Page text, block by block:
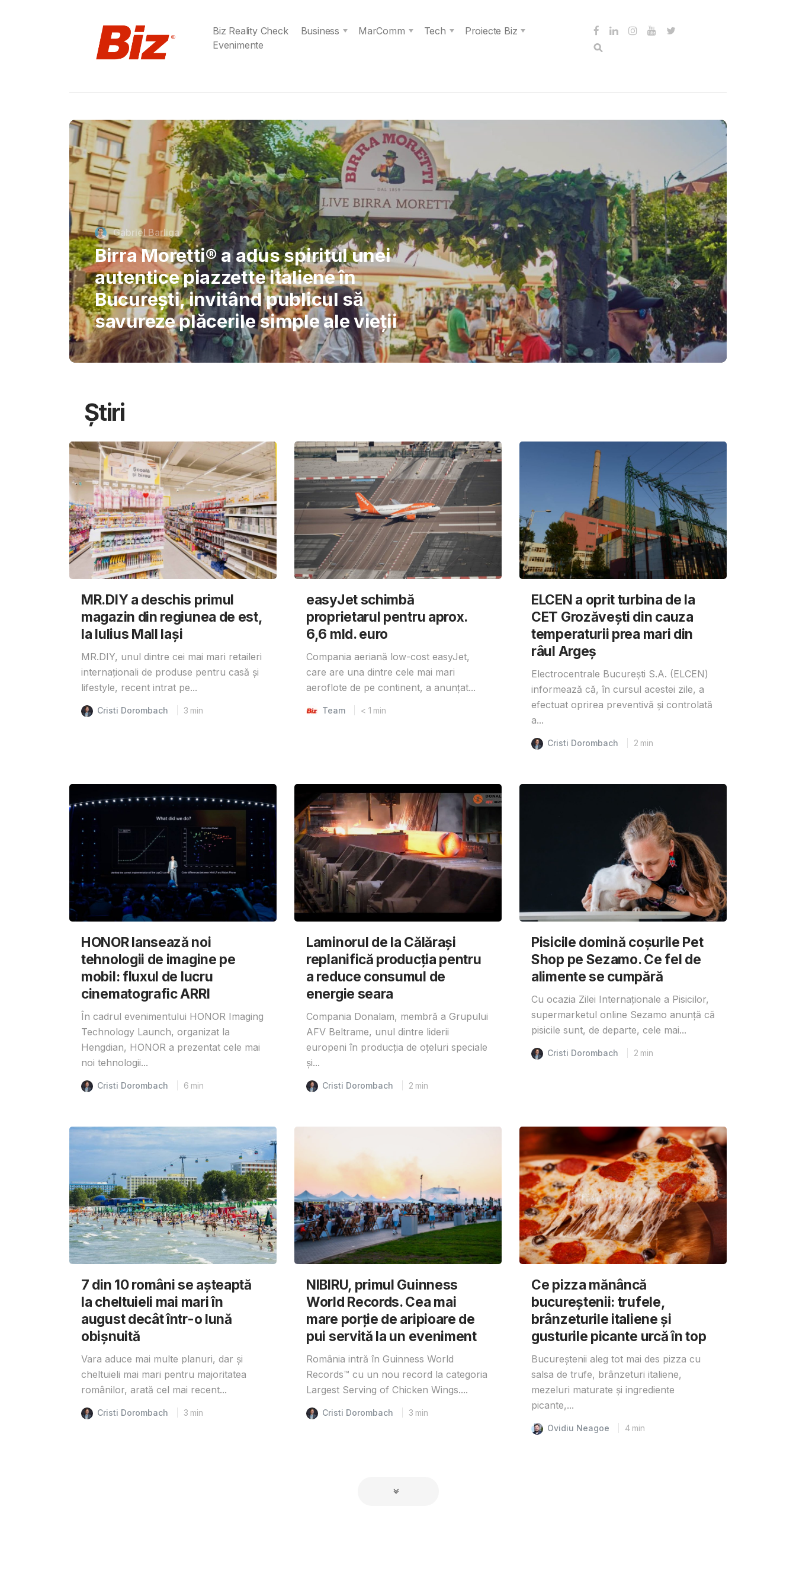
Biz Reality Check Business MarComm Tech
Proiecte Biz
Evenimente
Cristi Dorombach
Richard Joannides, Verita
International School: Școlile nu pot
permite AI-ului să înlocuiască
gândirea elevilor
Știri
MR.DIY a deschis primul
magazin din regiunea de est,
la Iulius Mall Iași
MR.DIY, unul dintre cei mai mari retaileri
internaționali de produse pentru casă și
lifestyle, recent intrat pe...
Cristi Dorombach 3 min
easyJet schimbă
proprietarul pentru aprox.
6,6 mld. euro
Compania aeriană low-cost easyJet,
care are una dintre cele mai mari
aeroflote de pe continent, a anunțat...
Team < 1 min
ELCEN a oprit turbina de la
CET Grozăvești din cauza
temperaturii prea mari din
râul Argeș
Electrocentrale București S.A. (ELCEN)
informează că, în cursul acestei zile, a
efectuat oprirea preventivă și controlată
a...
Cristi Dorombach 2 min
HONOR lansează noi
tehnologii de imagine pe
mobil: fluxul de lucru
cinematografic ARRI
În cadrul evenimentului HONOR Imaging
Technology Launch, organizat la
Hengdian, HONOR a prezentat cele mai
noi tehnologii...
Cristi Dorombach 6 min
Laminorul de la Călărași
replanifică producția pentru
a reduce consumul de
energie seara
Compania Donalam, membră a Grupului
AFV Beltrame, unul dintre liderii
europeni în producția de oțeluri speciale
și...
Cristi Dorombach 2 min
Pisicile domină coșurile Pet
Shop pe Sezamo. Ce fel de
alimente se cumpără
Cu ocazia Zilei Internaționale a Pisicilor,
supermarketul online Sezamo anunță că
pisicile sunt, de departe, cele mai...
Cristi Dorombach 2 min
7 din 10 români se așteaptă
la cheltuieli mai mari în
august decât într-o lună
obișnuită
Vara aduce mai multe planuri, dar și
cheltuieli mai mari pentru majoritatea
românilor, arată cel mai recent...
Cristi Dorombach 3 min
NIBIRU, primul Guinness
World Records. Cea mai
mare porție de aripioare de
pui servită la un eveniment
România intră în Guinness World
Records™️ cu un nou record la categoria
Largest Serving of Chicken Wings....
Cristi Dorombach 3 min
Ce pizza mănâncă
bucureștenii: trufele,
brânzeturile italiene și
gusturile picante urcă în top
Bucureștenii aleg tot mai des pizza cu
salsa de trufe, brânzeturi italiene,
mezeluri maturate și ingrediente
picante,...
Ovidiu Neagoe 4 min